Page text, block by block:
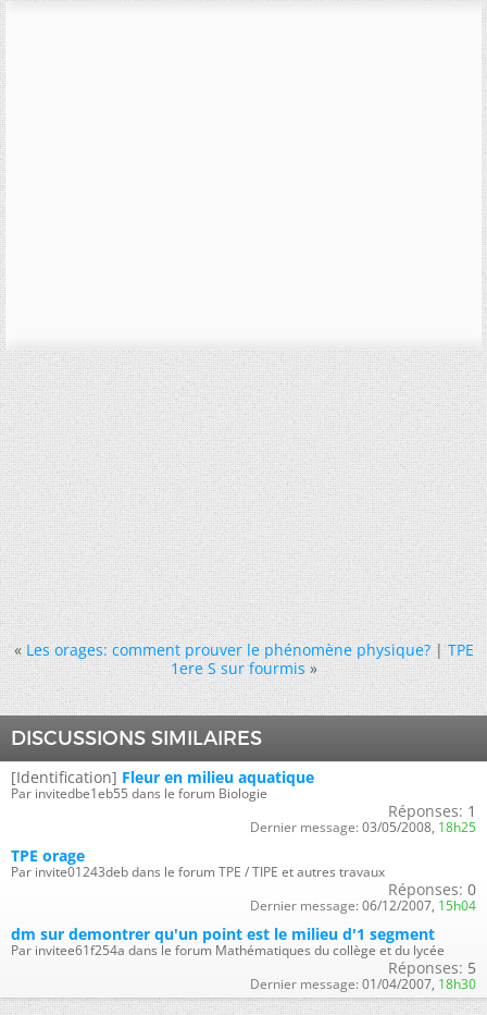
« Les orages: comment prouver le phénomène physique?|TPE
1ere S sur fourmis »
DISCUSSIONS SIMILAIRES
[Identification] Fleur en milieu aquatique
Par invitedbe1eb55 dans le forum Biologie
Réponses: 1
Dernier message: 03/05/2008, 18h25
TPE orage
Par invite01243deb dans le forum TPE / TIPE et autres travaux
Réponses: 0
Dernier message: 06/12/2007, 15h04
dm sur demontrer qu'un point est le milieu d'1 segment
Par invitee61f254a dans le forum Mathématiques du collège et du lycée
Réponses: 5
Dernier message: 01/04/2007, 18h30